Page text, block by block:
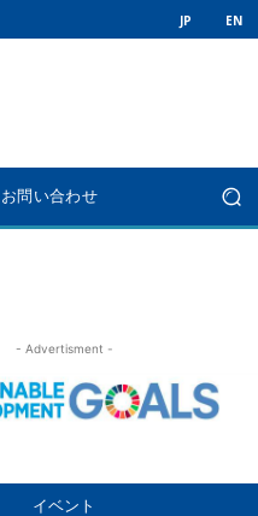
JP EN
お問い合わせ
- Advertisment -
イベント